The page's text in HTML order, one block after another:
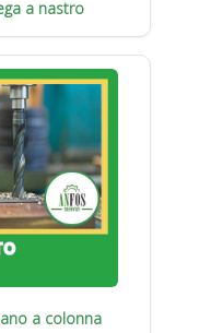
a nastro
a colonna